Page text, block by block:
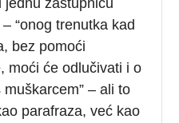
“onog trenutka kad
bez pomoći
moći će odlučivati i o
– ali to
parafraza, već kao